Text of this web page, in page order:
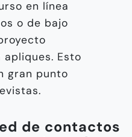
en línea
o de bajo
Esto
gran punto
de contactos